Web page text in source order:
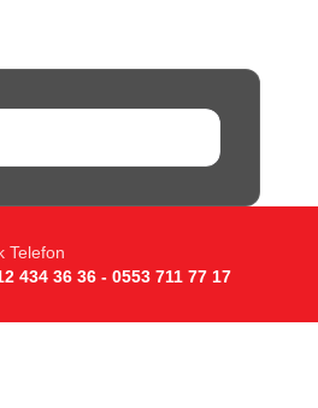
Telefon
434 36 36 - 0553 711 77 17